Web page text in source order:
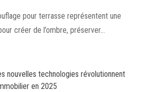
pour terrasse représentent une
créer de l’ombre, préserver…
nouvelles technologies révolutionnent
en 2025